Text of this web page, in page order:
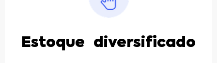
Estoque diversificado